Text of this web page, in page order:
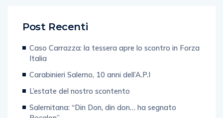
Italia
Carabinieri Salerno, 10 anni dell’A.P.I
L’estate del nostro scontento
Salernitana: “Din Don, din don… ha segnato
Bocalon”